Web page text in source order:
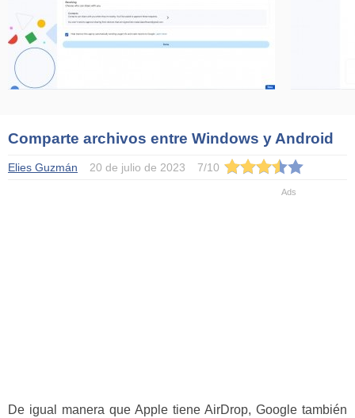
Comparte archivos entre Windows y Android
Elies Guzmán 20 de julio de 2023 7/10
De igual manera que Apple tiene AirDrop, Google también